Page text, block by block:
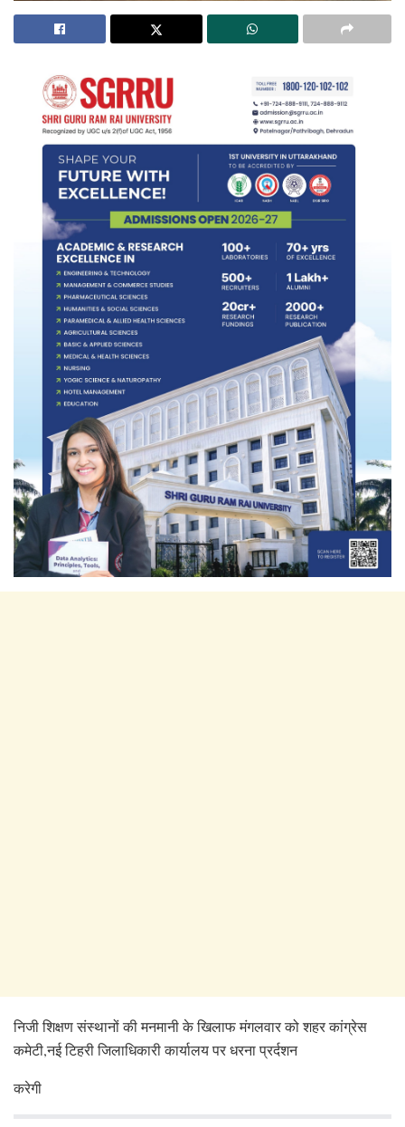
निजी शिक्षण संस्थानों की मनमानी के खिलाफ मंगलवार को शहर कांग्रेस
कमेटी,नई टिहरी जिलाधिकारी कार्यालय पर धरना प्रर्दशन
करेगी